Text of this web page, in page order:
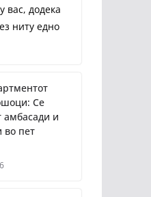
вас, додека
ниту едно
Се
амбасади и
во пет